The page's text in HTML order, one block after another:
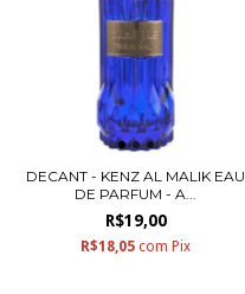
DECANT - KENZ AL MALIK EAU
DE PARFUM - A...
R$19,00
R$18,05 com Pix